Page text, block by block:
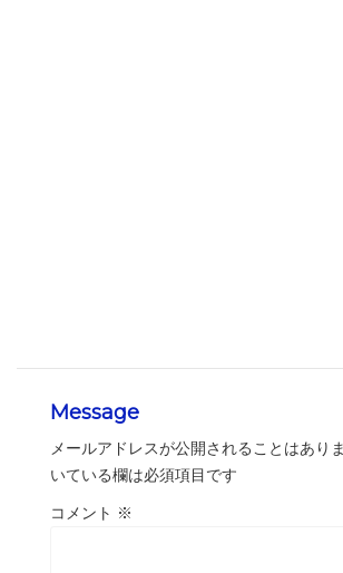
Message
メールアドレスが公開されることはありま
いている欄は必須項目です
コメント ※